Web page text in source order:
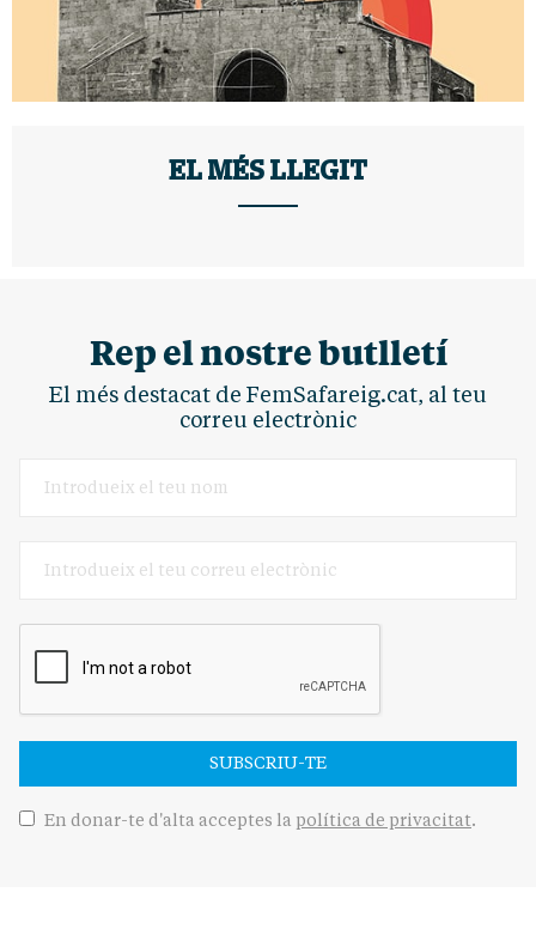
EL MÉS LLEGIT
Rep el nostre butlletí
El més destacat de FemSafareig.cat, al teu
correu electrònic
SUBSCRIU-TE
En donar-te d'alta acceptes la política de privacitat.